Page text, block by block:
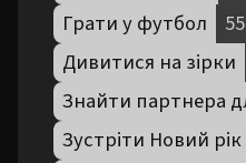
Грати у футбол
55
Дивитися на зірки
Зустріти Новий рік